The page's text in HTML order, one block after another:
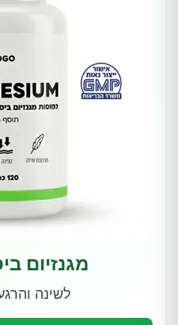
מגנזיום
לשינה